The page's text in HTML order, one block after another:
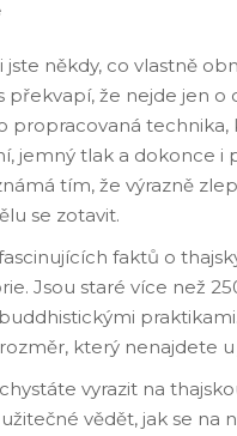
jste někdy, co vlastně
překvapí, že nejde jen o
propracovaná
jemný tlak a dokonce i
tím, že výrazně
se zotavit.
faktů o
Jsou staré více než
který nenajdete u
vyrazit na
vědět, jak se na